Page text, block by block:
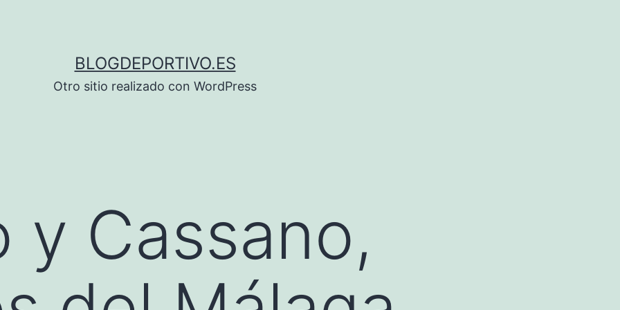
BLOGDEPORTIVO.ES
Otro sitio realizado con WordPress
y Cassano,